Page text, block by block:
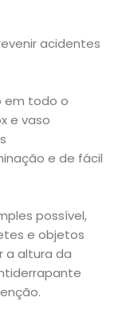
acidentes
em todo o
e vaso
e de fácil
possível,
e objetos
a altura da